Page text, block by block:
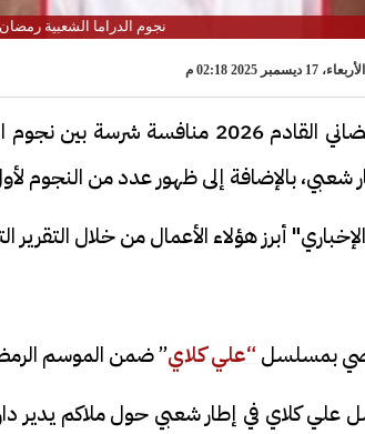
نجوم الدراما الشعبية رمضان 2026
الأربعاء، 17 ديسمبر 2025 02:18 م
يشهد الموسم الرمضاني القادم 2026
شعبي، بالإضافة إلى ظهور عدد من النجوم
أبرز هؤلاء الأعمال من خلال التقرير
بمسلسل“علي كلاي” ضمن الموسم الرمضاني
كلاي في إطار شعبي حول ملاكم يدير